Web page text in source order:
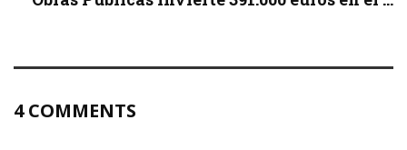
4 COMMENTS